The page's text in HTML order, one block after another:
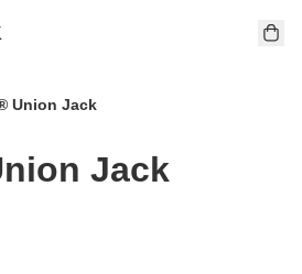
Union Jack
Jack